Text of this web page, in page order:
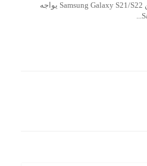
Charging حل مشكلة عدم شحن Samsung Galaxy S21/S22 يواجه